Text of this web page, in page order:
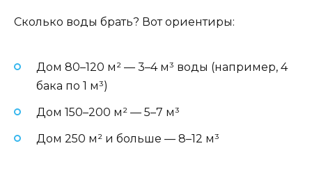
Сколько воды брать? Вот ориентиры:
Дом 80–120 м² — 3–4 м³ воды (например, 4
бака по 1 м³)
Дом 150–200 м² — 5–7 м³
Дом 250 м² и больше — 8–12 м³